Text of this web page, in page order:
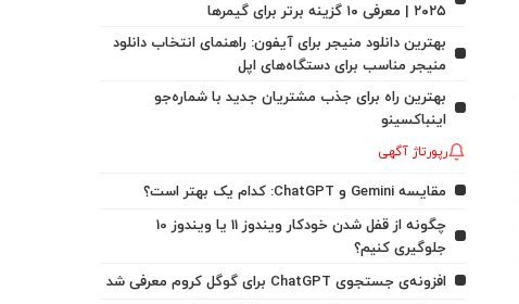
۲۰۲۵ | معرفی ۱۰ گزینه برتر برای گیمرها
بهترین دانلود منیجر برای آیفون: راهنمای انتخاب دانلود
منیجر مناسب برای دستگاه‌های اپل
بهترین راه برای جذب مشتریان جدید با شماره‌جو
اینباکسینو
رپورتاژ آگهی
مقایسه Gemini و ChatGPT: کدام یک بهتر است؟
چگونه از قفل شدن خودکار ویندوز 11 یا ویندوز 10
جلوگیری کنیم؟
افزونه‌ی جستجوی ChatGPT برای گوگل کروم معرفی شد